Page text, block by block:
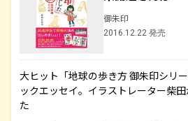
御朱印
2016.12.22 発売
大ヒット「地球の歩き方 御朱印シリ
ックエッセイ。イラストレーター柴
た